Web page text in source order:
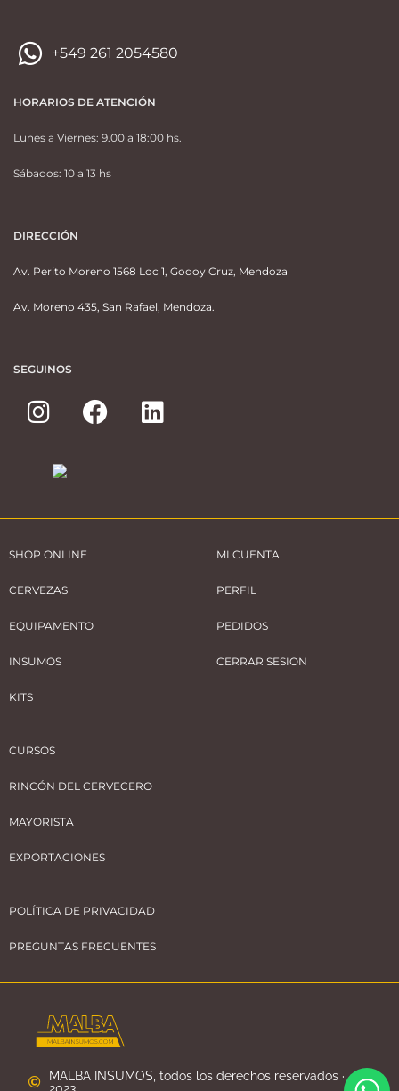
+549 261 2054580
HORARIOS DE ATENCIÓN
Lunes a Viernes: 9.00 a 18:00 hs.
Sábados: 10 a 13 hs
DIRECCIÓN
Av. Perito Moreno 1568 Loc 1, Godoy Cruz, Mendoza
Av. Moreno 435, San Rafael, Mendoza.
SEGUINOS
SHOP ONLINE
CERVEZAS
EQUIPAMENTO
INSUMOS
KITS
MI CUENTA
PERFIL
PEDIDOS
CERRAR SESION
CURSOS
RINCÓN DEL CERVECERO
MAYORISTA
EXPORTACIONES
POLÍTICA DE PRIVACIDAD
PREGUNTAS FRECUENTES
MALBA INSUMOS, todos los derechos reservados ·
2023